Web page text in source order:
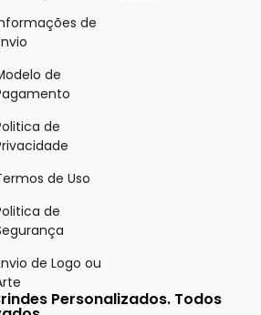
de
de
de
de Uso
de
de Logo ou
Personalizados. Todos